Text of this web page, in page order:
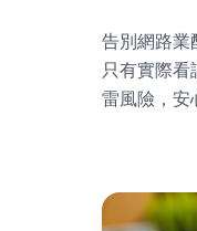
告別網路業
只有實際
雷風險，安